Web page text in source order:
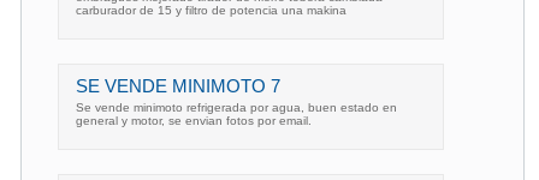
carburador de 15 y filtro de potencia una makina
SE VENDE MINIMOTO 7
Se vende minimoto refrigerada por agua, buen estado en
general y motor, se envian fotos por email.